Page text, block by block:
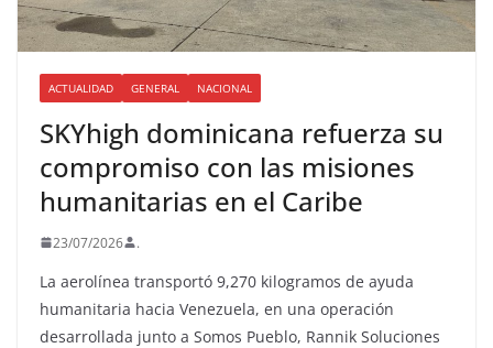
ACTUALIDAD GENERAL NACIONAL
SKYhigh dominicana refuerza su
compromiso con las misiones
humanitarias en el Caribe
23/07/2026 .
La aerolínea transportó 9,270 kilogramos de ayuda
humanitaria hacia Venezuela, en una operación
desarrollada junto a Somos Pueblo, Rannik Soluciones